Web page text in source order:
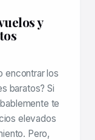
y
encontrar los
baratos? Si
te
elevados
Pero,